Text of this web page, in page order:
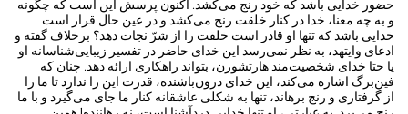
حضور خدایی باشد که خود رنج می‌کشد. اکنون پرسش این است که چگونه
و به چه معنا، خدا در کنار خلقت رنج می‌کشد و در عین حال قرار است
خدایی باشد که تنها او قادر است خلقت را از شرّ نجات دهد؟ برخلاف گفته و
ادعای وایتهد، به نظر نمی‌رسد این خدای حاضر در تفسیر زیبایی‌شناسانه او
یا حتا خدای شخصیت‌مند هارتشورن، بتواند راهکاری ارائه دهد. چنا‌ن که
فین‌برگ اشاره می‌کند، این خدای درون‌باشنده، قدرت این را ندارد تا ما را
از گرفتاری و رنج برهاند، تنها به شکلی عاشقانه کنار ما جای می‌گیرد و با ما